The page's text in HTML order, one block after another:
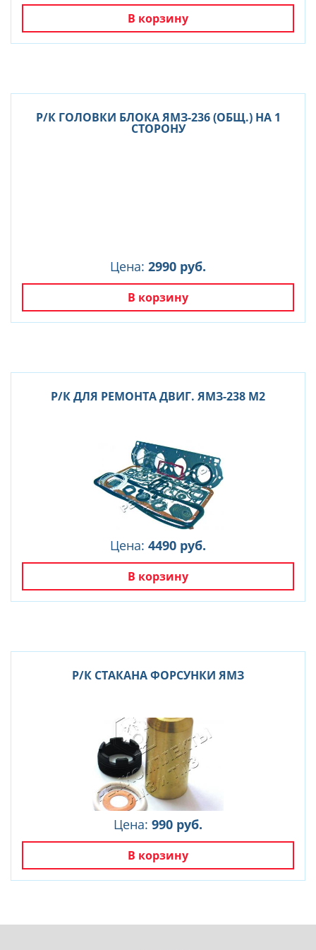
В корзину
Р/К ГОЛОВКИ БЛОКА ЯМЗ-236 (ОБЩ.) НА 1
СТОРОНУ
Цена: 2990 руб.
В корзину
Р/К ДЛЯ РЕМОНТА ДВИГ. ЯМЗ-238 М2
Цена: 4490 руб.
В корзину
Р/К СТАКАНА ФОРСУНКИ ЯМЗ
Цена: 990 руб.
В корзину